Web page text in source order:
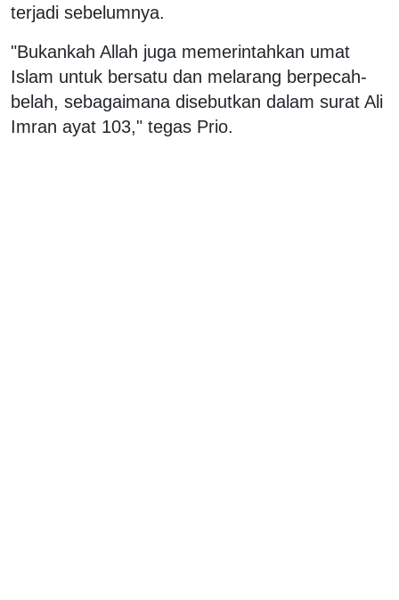
terjadi sebelumnya.
"Bukankah Allah juga memerintahkan umat
Islam untuk bersatu dan melarang berpecah-
belah, sebagaimana disebutkan dalam surat Ali
Imran ayat 103," tegas Prio.